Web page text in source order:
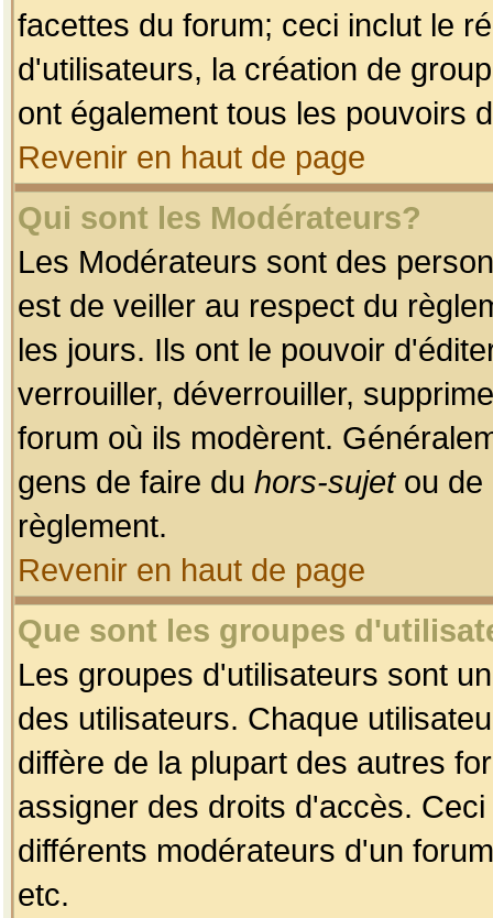
facettes du forum; ceci inclut le
d'utilisateurs, la création de
ont également tous les pouvoirs
Revenir en haut de page
Qui sont les Modérateurs?
Les Modérateurs sont des
est de veiller au respect du
les jours. Ils ont le pouvoir
verrouiller, déverrouiller,
forum où ils modèrent.
gens de faire du hors-sujetou de
règlement.
Revenir en haut de page
Que sont les groupes
Les groupes d'utilisateurs sont
des utilisateurs. Chaque
diffère de la plupart des autres
assigner des droits d'accès.
différents modérateurs d'un
etc.